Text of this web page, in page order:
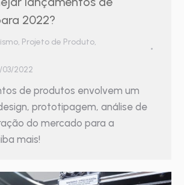
2022?
, Projeto de Produto,
03/2022
de produtos envolvem um
prototipagem, análise de
do mercado para a
mais!